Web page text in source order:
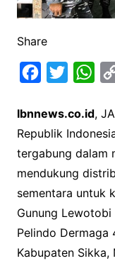
Share
c
e
b
o
o
k
i
t
t
e
r
W
a
t
s
A
p
p
Ibnnews.co.id,
Republik
tergabung dalam
mendukung
sementara untuk
Gunung
Pelindo Dermaga
Kabupaten Sikka,